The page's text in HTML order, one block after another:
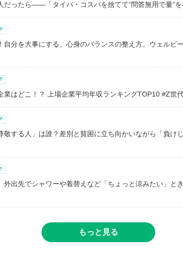
だったら――「タイパ・コスパを捨てて“問答無用で量”を
自分を大事にする、心身のバランスの整え方。ウェルビ
業はどこ！？ 上場企業平均年収ランキングTOP10 #Z世
敬する人」は誰？差別と貧困に立ち向かいながら「負け
外出先でシャワーや着替えなど「ちょっと涼みたい」と
もっと見る